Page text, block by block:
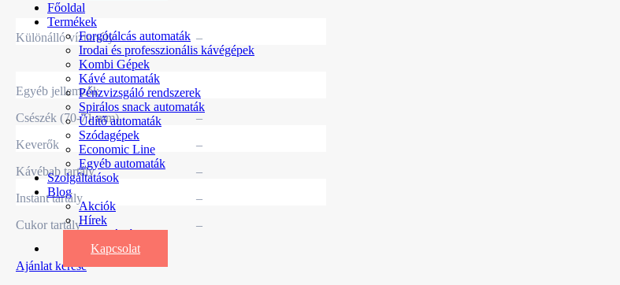
Főoldal
Termékek
Forgótálcás automaták
Irodai és professzionális kávégépek
Kombi Gépek
Kávé automaták
Pénzvizsgáló rendszerek
Spirálos snack automaták
Üdítő automaták
Szódagépek
Economic Line
Egyéb automaták
Szolgáltatások
Blog
Akciók
Hírek
Információk
Kapcsolat
Különálló víztartály –
Egyéb jellemzők
Csészék (70-71 mm)
–
Keverők
–
Kávébab tartály
–
Instant tartály
–
Cukor tartály
–
Ajánlat kérése